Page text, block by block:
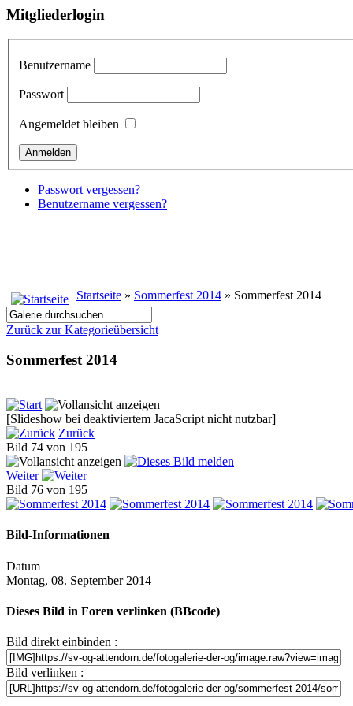
Mitgliederlogin
Benutzername
Passwort
Angemeldet bleiben
Passwort vergessen?
Benutzername vergessen?
Startseite » Sommerfest 2014 » Sommerfest 2014
Zurück zur Kategorieübersicht
Sommerfest 2014
[Slideshow bei deaktiviertem JacaScript nicht nutzbar]
Zurück
Bild 74 von 195
Weiter
Bild 76 von 195
Bild-Informationen
Datum
Montag, 08. September 2014
Dieses Bild in Foren verlinken (BBcode)
Bild direkt einbinden :
Bild verlinken :